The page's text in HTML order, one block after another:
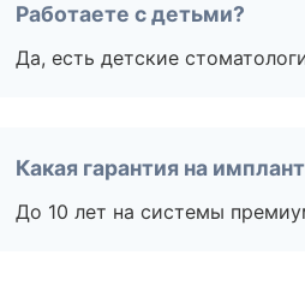
Работаете с детьми?
Да, есть детские
Какая гарантия на
До 10 лет на системы